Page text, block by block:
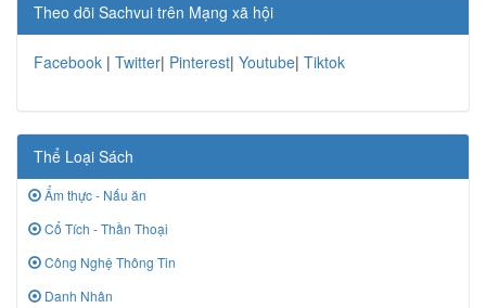
Theo dõi Sachvui trên Mạng xã hội
Facebook | Twitter| Pinterest| Youtube| Tiktok
Thể Loại Sách
Ẩm thực - Nấu ăn
Cổ Tích - Thần Thoại
Công Nghệ Thông Tin
Danh Nhân